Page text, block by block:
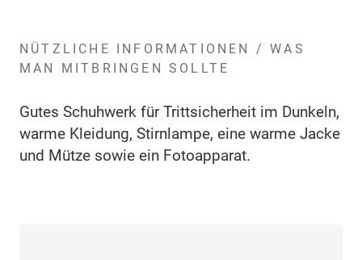
NÜTZLICHE INFORMATIONEN / WAS
MAN MITBRINGEN SOLLTE
Gutes Schuhwerk für Trittsicherheit im Dunkeln,
warme Kleidung, Stirnlampe, eine warme Jacke
und Mütze sowie ein Fotoapparat.